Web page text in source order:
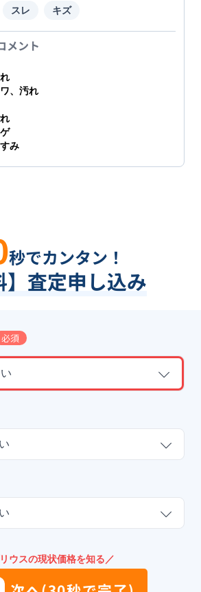
スレ キズ
メント
、汚れ
み
秒でカンタン！
】査定申し込み
必須
ウスの現状価格を知る／